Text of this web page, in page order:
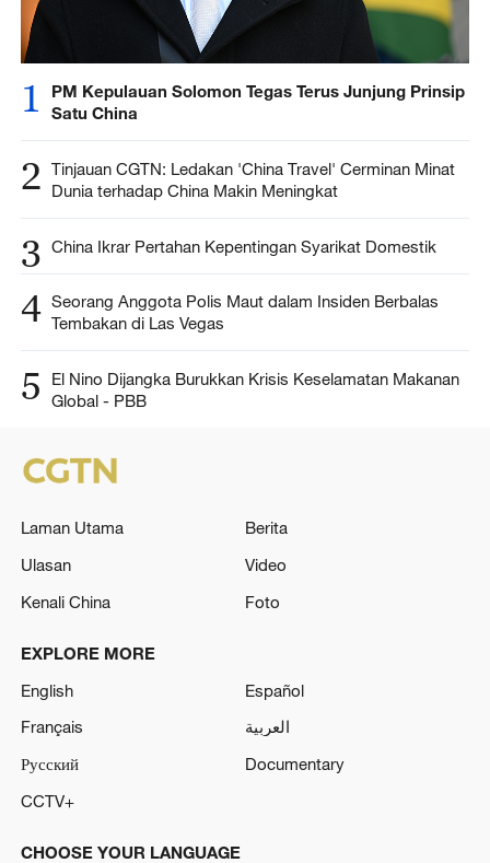
1
PM Kepulauan Solomon Tegas Terus Junjung Prinsip
Satu China
2 Tinjauan CGTN: Ledakan 'China Travel' Cerminan Minat
Dunia terhadap China Makin Meningkat
3 China Ikrar Pertahan Kepentingan Syarikat Domestik
4 Seorang Anggota Polis Maut dalam Insiden Berbalas
Tembakan di Las Vegas
5
El Nino Dijangka Burukkan Krisis Keselamatan Makanan
Global - PBB
Laman Utama
Berita
Ulasan
Video
Kenali China
Foto
EXPLORE MORE
English
Español
Français
العربية
Русский
Documentary
CCTV+
CHOOSE YOUR LANGUAGE